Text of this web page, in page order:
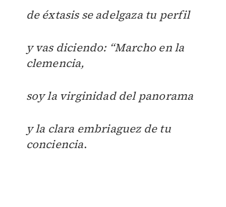
de éxtasis se adelgaza tu perfil
y vas diciendo: “Marcho en la
clemencia,
soy la virginidad del panorama
y la clara embriaguez de tu
conciencia.